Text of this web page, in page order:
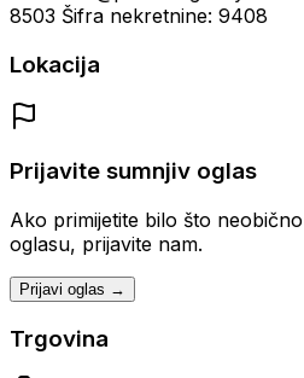
8503 Šifra nekretnine: 9408
Lokacija
Prijavite sumnjiv oglas
Ako primijetite bilo što
oglasu, prijavite nam.
Prijavi oglas →
Trgovina